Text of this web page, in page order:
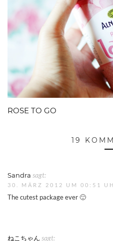
ROSE TO GO
19
Sandra sagt:
30. MÄRZ 2012 UM 00:51
The cutest package ever 🙂
ねこちゃん sagt: